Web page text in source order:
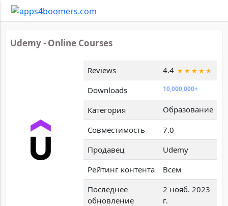
Udemy - Online Courses
Reviews
4.4
Downloads
10,000,000+
Категория
Образование
Совместимость
7.0
Продавец
Udemy
Рейтинг контента
Всем
Последнее
обновление
2 нояб. 2023
г.